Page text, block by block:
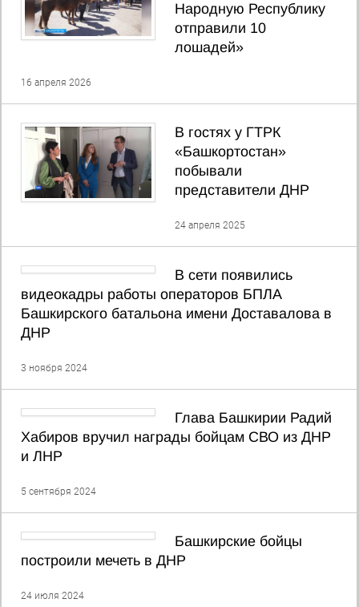
Народную Республику
отправили 10
лошадей»
16 апреля 2026
В гостях у ГТРК
«Башкортостан»
побывали
представители ДНР
24 апреля 2025
В сети появились
видеокадры работы операторов БПЛА
Башкирского батальона имени Доставалова в
ДНР
3 ноября 2024
Глава Башкирии Радий
Хабиров вручил награды бойцам СВО из ДНР
и ЛНР
5 сентября 2024
Башкирские бойцы
построили мечеть в ДНР
24 июля 2024